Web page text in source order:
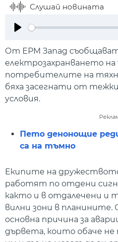
Слушай новината
От ЕРМ Запад
електрозахранването на
потребителите на
бяха засегнати от
условия.
Пето денонощие
са на тъмно
Екипите на
работят по отдени
както и в отдалечени и
вилни зони в
основна причина за
дървета, които обаче